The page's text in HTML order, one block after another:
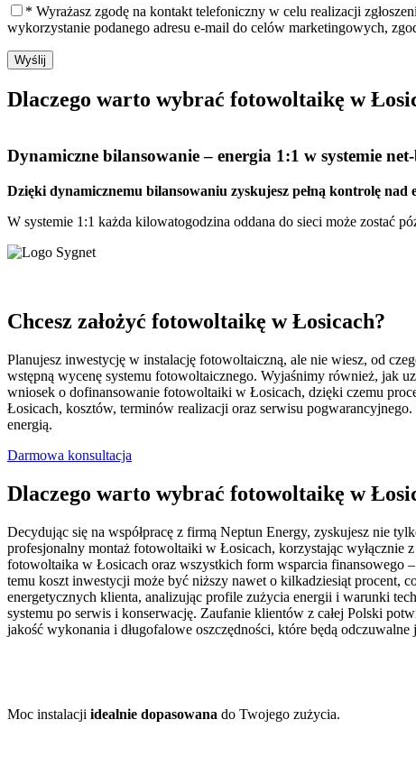
* Wyrażasz zgodę na kontakt telefoniczny w celu realizacji
wykorzystanie podanego adresu e-mail do celów marketingowych,
Wyślij
Dlaczego warto wybrać fotowoltaikę w
Dynamiczne bilansowanie– energia 1:1 w systemie
Dzięki dynamicznemu bilansowaniu zyskujesz pełną kontrolę
W systemie 1:1 każda kilowatogodzina oddana do sieci może zostać
Chcesz założyć fotowoltaikę w Łosicach?
Planujesz inwestycję w instalację fotowoltaiczną, ale nie wiesz, od
wstępną wycenę systemu fotowoltaicznego. Wyjaśnimy również, jak
wniosek o dofinansowanie fotowoltaiki w Łosicach, dzięki czemu
Łosicach, kosztów, terminów realizacji oraz serwisu
energią.
Darmowa konsultacja
Dlaczego warto wybrać fotowoltaikę w
Decydując się na współpracę z firmą Neptun Energy, zyskujesz nie
profesjonalny montaż fotowoltaiki w Łosicach, korzystając
fotowoltaika w Łosicach oraz wszystkich form wsparcia finansowego
temu koszt inwestycji może być niższy nawet o kilkadziesiąt procent,
energetycznych klienta, analizując profile zużycia energii i warunki
systemu po serwis i konserwację. Zaufanie klientów z całej Polski
jakość wykonania i długofalowe oszczędności, które będą odczuwalne
Moc instalacji idealnie dopasowana do Twojego zużycia.